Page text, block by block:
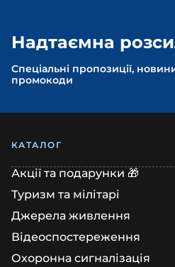
Надтаємна
Спеціальні пропозиції,
промокоди
КАТАЛОГ
Акції та подарунки 🎁
Туризм та мілітарі
Джерела живлення
Відеоспостереження
Охоронна сигналізація